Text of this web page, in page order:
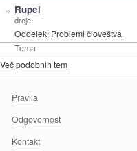
Tema
» Rupel
drejc
Oddelek: Problemi človeštva
Več podobnih tem
Pravila
Odgovornost
Kontakt